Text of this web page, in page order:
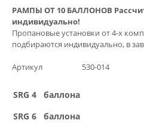
РАМПЫ ОТ 10 БАЛЛОНОВ
индивидуально!
Пропановые установки от 4-х
подбираются индивидуально, в
Артикул 530-014
SRG 4 баллона
SRG 6 баллона